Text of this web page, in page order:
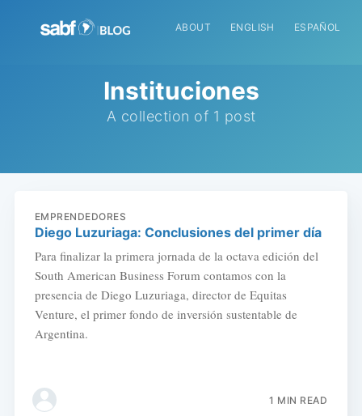
ABOUT ENGLISH ESPAÑOL
Instituciones
A collection of 1 post
EMPRENDEDORES
Diego Luzuriaga: Conclusiones del primer día
Para finalizar la primera jornada de la octava edición del
South American Business Forum contamos con la
presencia de Diego Luzuriaga, director de Equitas
Venture, el primer fondo de inversión sustentable de
Argentina.
1 MIN READ